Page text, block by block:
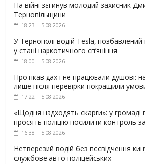
На війні загинув молодий захисник
Тернопільщини
18:23 | 5.08.2026
У Тернополі водій Tesla, позбавлений
у стані наркотичного сп’яніння
18:00 | 5.08.2026
Протікав дах і не працювали душові:
лише після перевірки покращили
17:22 | 5.08.2026
«Щодня надходять скарги»: у громаді
просять поліцію посилити контроль
16:38 | 5.08.2026
Нетверезий водій без посвідчення
службове авто поліцейських